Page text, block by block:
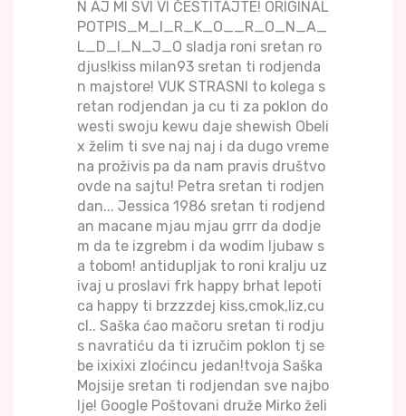
N AJ MI SVI VI ČESTITAJTE! ORIGINAL
POTPIS_M_I_R_K_O__R_O_N_A_
L_D_I_N_J_O sladja roni sretan ro
djus!kiss milan93 sretan ti rodjenda
n majstore! VUK STRASNI to kolega s
retan rodjendan ja cu ti za poklon do
westi swoju kewu daje shewish Obeli
x želim ti sve naj naj i da dugo vreme
na proživis pa da nam pravis društvo
ovde na sajtu! Petra sretan ti rodjen
dan... Jessica 1986 sretan ti rodjend
an macane mjau mjau grrr da dodje
m da te izgrebm i da wodim ljubaw s
a tobom! antidupljak to roni kralju uz
ivaj u proslavi frk happy brhat lepoti
ca happy ti brzzzdej kiss,cmok,liz,cu
cl.. Saška ćao mačoru sretan ti rodju
s navratiću da ti izručim poklon tj se
be ixixixi zloćincu jedan!tvoja Saška
Mojsije sretan ti rodjendan sve najbo
lje! Google Poštovani druže Mirko želi